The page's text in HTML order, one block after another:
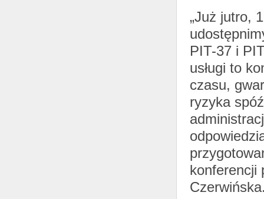
„Już jutro,
PIT-37 i
usługi to
czasu,
ryzyka
konferencji